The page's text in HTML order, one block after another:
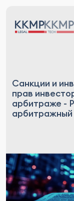
Санкции и
прав
арбитраже -
арбитражный